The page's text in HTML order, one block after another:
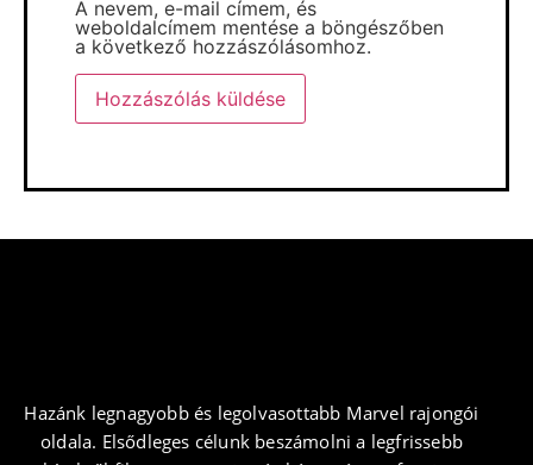
A nevem, e-mail címem, és
weboldalcímem mentése a böngészőben
a következő hozzászólásomhoz.
Hazánk legnagyobb és legolvasottabb Marvel rajongói
oldala. Elsődleges célunk beszámolni a legfrissebb